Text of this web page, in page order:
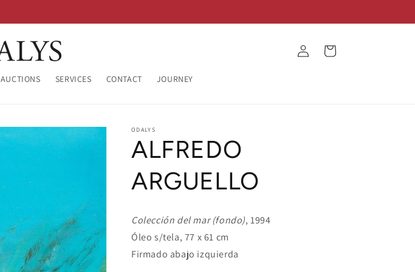
AUCTIONS SERVICES CONTACT JOURNEY
Log
in
Cart
ODALYS
ALFREDO
ARGUELLO
Colección del mar (fondo), 1994
Óleo s/tela, 77 x 61 cm
Firmado abajo izquierda